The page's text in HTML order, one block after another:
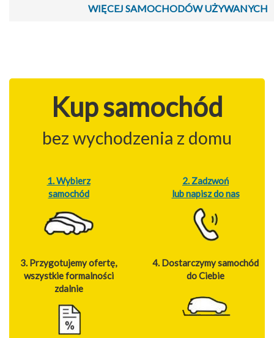
WIĘCEJ SAMOCHODÓW UŻYWANYCH
Kup samochód
bez wychodzenia z domu
1. Wybierz
samochód
2. Zadzwoń
lub napisz do nas
3. Przygotujemy ofertę,
wszystkie formalności
zdalnie
4. Dostarczymy samochód
do Ciebie